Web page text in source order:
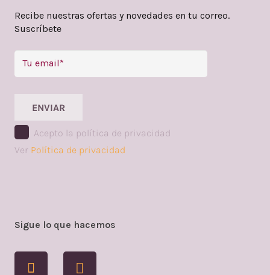
Recibe nuestras ofertas y novedades en tu correo.
Suscríbete
ENVIAR
Acepto la política de privacidad
Ver Política de privacidad
Sigue lo que hacemos